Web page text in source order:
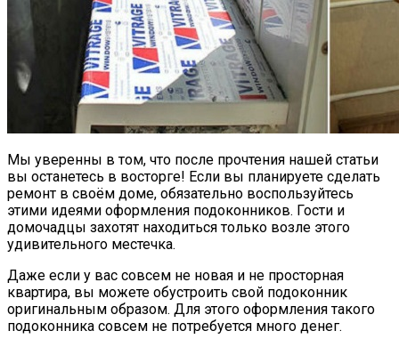
Мы уверенны в том, что после прочтения нашей статьи
вы останетесь в восторге! Если вы планируете сделать
ремонт в своём доме, обязательно воспользуйтесь
этими идеями оформления подоконников. Гости и
домочадцы захотят находиться только возле этого
удивительного местечка.
Даже если у вас совсем не новая и не просторная
квартира, вы можете обустроить свой подоконник
оригинальным образом. Для этого оформления такого
подоконника совсем не потребуется много денег.